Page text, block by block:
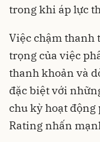
trong khi áp lực
Việc chậm thanh
trọng của việc
thanh khoản và
đặc biệt với
chu kỳ hoạt động
Rating nhấn